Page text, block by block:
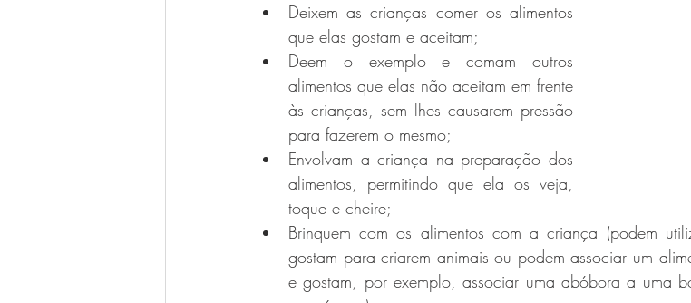
Deixem as crianças comer os alimentos
que elas gostam e aceitam;
Deem o exemplo e comam outros
alimentos que elas não aceitam em frente
às crianças, sem lhes causarem pressão
para fazerem o mesmo;
Envolvam a criança na preparação dos
alimentos, permitindo que ela os veja,
toque e cheire;
Brinquem com os alimentos com a criança (podem
gostam para criarem animais ou podem associar um
e gostam, por exemplo, associar uma abóbora a uma